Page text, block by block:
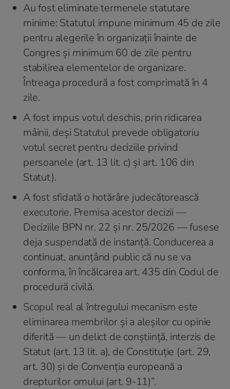
Au fost eliminate termenele statutare
minime: Statutul impune minimum 45 de zile
pentru alegerile în organizații înainte de
Congres și minimum 60 de zile pentru
stabilirea elementelor de organizare.
Întreaga procedură a fost comprimată în 4
zile.
A fost impus votul deschis, prin ridicarea
mâinii, deși Statutul prevede obligatoriu
votul secret pentru deciziile privind
persoanele (art. 13 lit. c) și art. 106 din
Statut).
A fost sfidată o hotărâre judecătorească
executorie. Premisa acestor decizii —
Deciziile BPN nr. 22 și nr. 25/2026 — fusese
deja suspendată de instanță. Conducerea a
continuat, anunțând public că nu se va
conforma, în încălcarea art. 435 din Codul de
procedură civilă.
Scopul real al întregului mecanism este
eliminarea membrilor și a aleșilor cu opinie
diferită — un delict de conștiință, interzis de
Statut (art. 13 lit. a), de Constituție (art. 29,
art. 30) și de Convenția europeană a
drepturilor omului (art. 9-11)”.